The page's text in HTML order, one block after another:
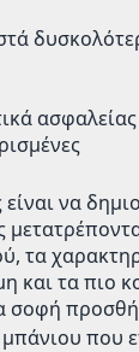
να
τα
και τα πιο
σοφή
που